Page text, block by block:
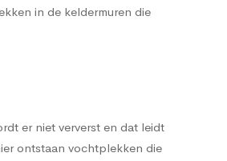
in de keldermuren die
er niet ververst en dat leidt
ontstaan vochtplekken die